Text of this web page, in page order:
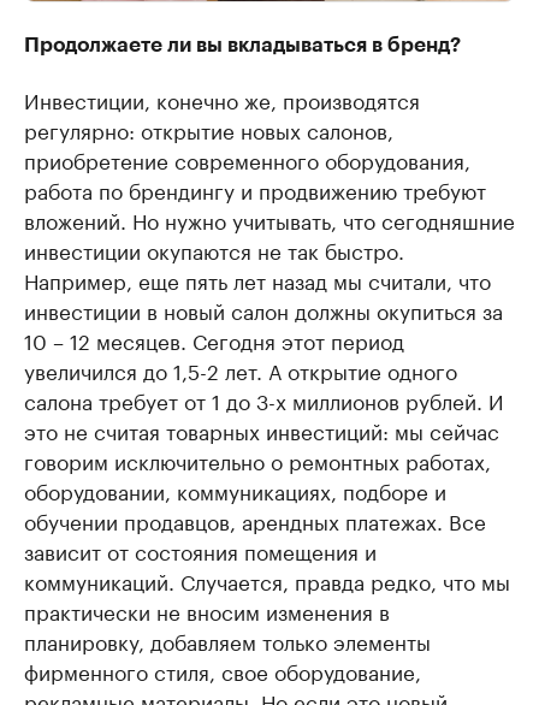
Продолжаете ли вы вкладываться в бренд?
Инвестиции, конечно же, производятся
регулярно: открытие новых салонов,
приобретение современного оборудования,
работа по брендингу и продвижению требуют
вложений. Но нужно учитывать, что сегодняшние
инвестиции окупаются не так быстро.
Например, еще пять лет назад мы считали, что
инвестиции в новый салон должны окупиться за
10 – 12 месяцев. Сегодня этот период
увеличился до 1,5-2 лет. А открытие одного
салона требует от 1 до 3-х миллионов рублей. И
это не считая товарных инвестиций: мы сейчас
говорим исключительно о ремонтных работах,
оборудовании, коммуникациях, подборе и
обучении продавцов, арендных платежах. Все
зависит от состояния помещения и
коммуникаций. Случается, правда редко, что мы
практически не вносим изменения в
планировку, добавляем только элементы
фирменного стиля, свое оборудование,